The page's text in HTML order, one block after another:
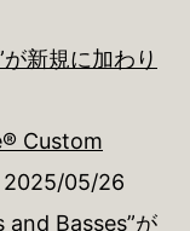
新規に加わり
Custom
2025/05/26
and Basses”が